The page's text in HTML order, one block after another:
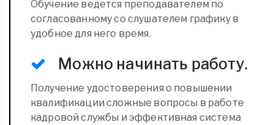
Обучение ведется преподавателем по
согласованному со слушателем графику в
удобное для него время.
Можно начинать работу.
Получение удостоверения о повышении
квалификации сложные вопросы в работе
кадровой службы и эффективная система